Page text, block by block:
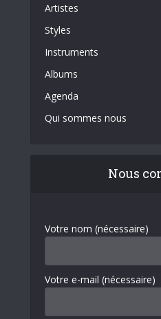
Artistes
Styles
Instruments
Albums
Agenda
Qui sommes nous
Nous
Votre nom (nécessaire)
Votre e-mail (nécessaire)